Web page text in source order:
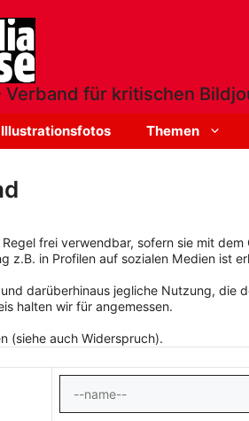
Verband für kritischen
Illustrationsfotos Themen
frei verwendbar, sofern sie mit
z.B. in Profilen auf sozialen Medien ist
darüberhinaus jegliche Nutzung,
halten wir für angemessen.
(siehe auch Widerspruch).